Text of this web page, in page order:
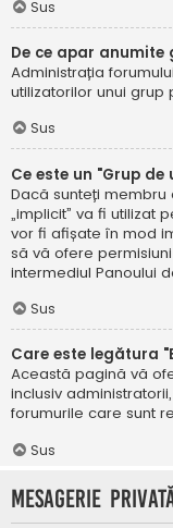
Sus
De ce apar
Administrația
utilizatorilor unui
Sus
Ce este un "Grup
Dacă sunteți
„implicit” va fi utilizat
vor fi afișate în mod
să vă ofere
intermediul Panoului
Sus
Care este legătura
Această pagină vă
inclusiv
forumurile care sunt
Sus
Mesagerie